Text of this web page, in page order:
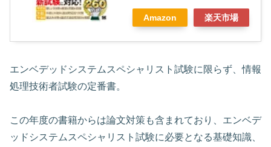
Amazon 楽天市場
エンベデッドシステムスペシャリスト試験に限らず、情報
処理技術者試験の定番書。
この年度の書籍からは論文対策も含まれており、エンベデ
ッドシステムスペシャリスト試験に必要となる基礎知識、